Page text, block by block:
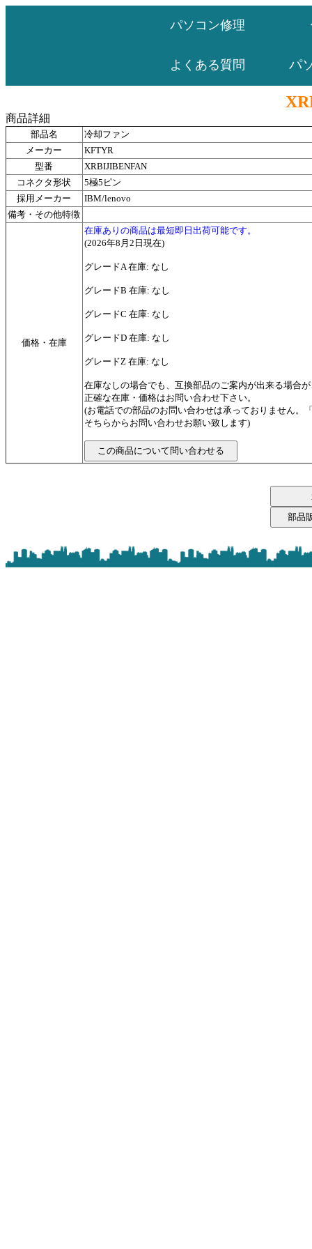
パソコン修理
よくある質問 パ
商品詳細
部品名
冷却ファン
メーカー
KFTYR
型番
XRBIJIBENFAN
コネクタ形状
5極5ピン
採用メーカー
IBM/lenovo
備考・その他特徴
価格・在庫
在庫ありの商品は最短即日出荷可能です。
(2026年8月2日現在)
グレードA 在庫: なし
グレードB 在庫: なし
グレードC 在庫: なし
グレードD 在庫: なし
グレードZ 在庫: なし
在庫なしの場合でも、互換部品のご案内が出来る場合
正確な在庫・価格はお問い合わせ下さい。
(お電話での部品のお問い合わせは承っておりません。
そちらからお問い合わせお願い致します)